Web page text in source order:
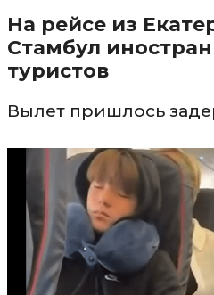
На рейсе из
Стамбул
туристов
Вылет пришлось